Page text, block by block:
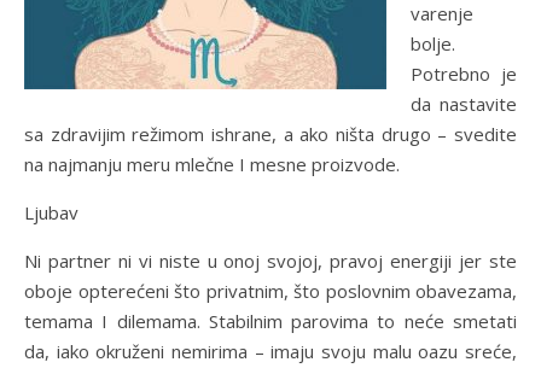
varenje
bolje.
Potrebno je
da nastavite
sa zdravijim režimom ishrane, a ako ništa drugo – svedite
na najmanju meru mlečne I mesne proizvode.
Ljubav
Ni partner ni vi niste u onoj svojoj, pravoj energiji jer ste
oboje opterećeni što privatnim, što poslovnim obavezama,
temama I dilemama. Stabilnim parovima to neće smetati
da, iako okruženi nemirima – imaju svoju malu oazu sreće,